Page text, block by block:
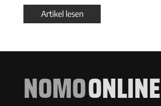
Artikel lesen
NOMOONLINE